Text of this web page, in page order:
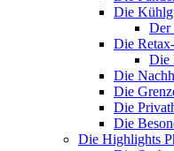
Die
Der
Die
Die
Die
Die
Die
Die
Die Highlights